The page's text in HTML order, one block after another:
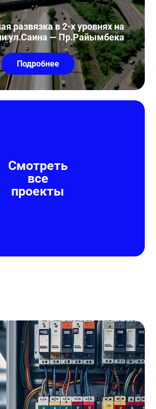
развязка в 2-х уровнях на
ул.Саина — Пр.Райымбека
Подробнее
Смотреть
все
проекты